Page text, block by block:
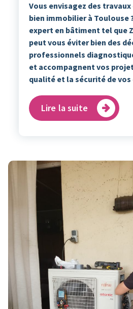
Vous envisagez des travaux
bien immobilier à Toulouse
expert en bâtiment tel que
peut vous éviter bien des
professionnels
et accompagnent vos
qualité et la sécurité de
Lire la suite